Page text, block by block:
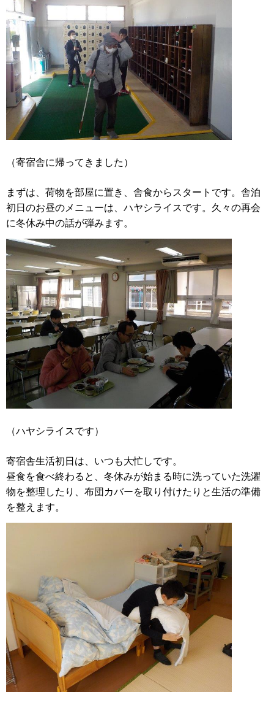
（寄宿舎に帰ってきました）
まずは、荷物を部屋に置き、舎食からスタートです。舎泊
初日のお昼のメニューは、ハヤシライスです。久々の再会
に冬休み中の話が弾みます。
（ハヤシライスです）
寄宿舎生活初日は、いつも大忙しです。
昼食を食べ終わると、冬休みが始まる時に洗っていた洗濯
物を整理したり、布団カバーを取り付けたりと生活の準備
を整えます。